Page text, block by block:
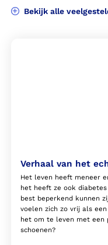
Bekijk alle
Verhaal van het
Het leven heeft meneer
het heeft ze ook diabetes
best beperkend kunnen
voelen zich zo vrij als
het om te leven met een
schoenen?